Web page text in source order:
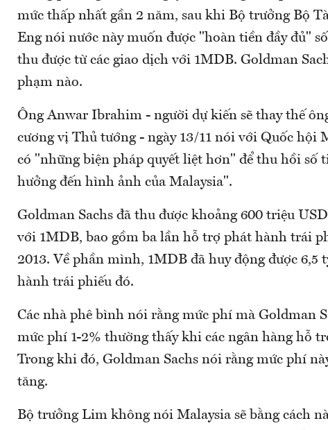
mức thấp nhất gần 2 năm, sau khi Bộ trưởng Bộ
Eng nói nước này muốn được "hoàn tiền đầy đủ"
thu được từ các giao dịch với 1MDB. Goldman
phạm nào.
Ông Anwar Ibrahim - người dự kiến sẽ thay thế
cương vị Thủ tướng - ngày 13/11 nói với Quốc hội
có "những biện pháp quyết liệt hơn" để thu hồi số
hưởng đến hình ảnh của Malaysia".
Goldman Sachs đã thu được khoảng 600 triệu
với 1MDB, bao gồm ba lần hỗ trợ phát hành trái
2013. Về phần mình, 1MDB đã huy động được 6,5
hành trái phiếu đó.
Các nhà phê bình nói rằng mức phí mà Goldman
mức phí 1-2% thường thấy khi các ngân hàng hỗ
Trong khi đó, Goldman Sachs nói rằng mức phí
tăng.
Bộ trưởng Lim không nói Malaysia sẽ bằng cách